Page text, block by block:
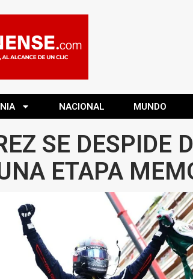
NACIONAL MUNDO
SE DESPIDE
ETAPA